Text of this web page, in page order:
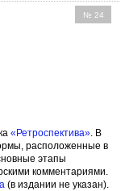
№ 24
«Ретроспектива». В
расположенные в
этапы
комментариями.
(в издании не указан).